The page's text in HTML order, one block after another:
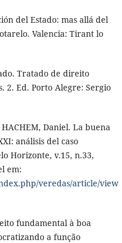
del Estado: mas allá del
Valencia: Tirant lo
Tratado de direito
2. Ed. Porto Alegre: Sergio
Daniel. La buena
análisis del caso
Horizonte, v.15, n.33,
em:
veredas/article/view
fundamental à boa
a função